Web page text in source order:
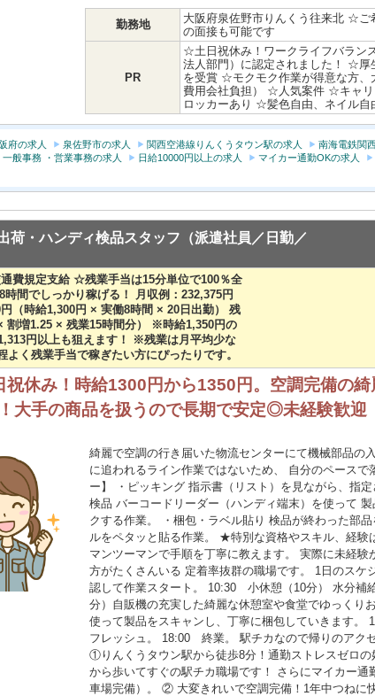
勤務地
大阪府泉佐野市りんくう往来北 ☆ご
の面接も可能です
PR
☆土日祝休み！ワークライフバラ
法人部門）に認定されました！ ☆厚
を受賞 ☆モクモク作業が得意な方
費用会社負担） ☆人気案件 ☆キャ
ロッカーあり ☆髪色自由、ネイル
府の求人 泉佐野市の求人 関西空港線りんくうタウン駅の求人 南海電鉄関
一般事務 ・営業事務の求人 日給10000円以上の求人 マイカー通勤OKの求人
荷・ハンディ検品スタッフ（派遣社員／日勤／
費規定支給 ☆残業手当は15分単位で100％全
間でしっかり稼げる！ 月収例：232,375円
（時給1,300円 × 実働8時間 × 20日出勤） 残
割増1.25 × 残業15時間分） ※時給1,350円の
円以上も狙えます！ ※残業は月平均少な
く残業手当で稼ぎたい方にぴったりです。
休み！時給1300円から1350円。空調完備の綺
大手の商品を扱うので長期で安定◎未経験歓迎
綺麗で空調の行き届いた物流センターにて機械部品の
に追われるライン作業ではないため、 自分のペース
ー】 ・ピッキング 指示書（リスト）を見ながら、指
検品 バーコードリーダー（ハンディ端末）を使って
クする作業。 ・梱包・ラベル貼り 検品が終わった部
ルをペタッと貼る作業。 ★特別な資格やスキル、経
マンツーマンで手順を丁寧に教えます。 実際に未経
方がたくさんいる 定着率抜群の職場です。 1日の
認して作業スタート。 10:30 小休憩（10分） 水分
分）自販機の充実した綺麗な休憩室や食堂でゆっく
使って製品をスキャンし、丁寧に梱包していきます
フレッシュ。 18:00 終業。 駅チカなので帰りのアク
①りんくうタウン駅から徒歩8分！通勤ストレスゼロの
から歩いてすぐの駅チカ職場です！ さらにマイカー
車場完備）。 ② 大変きれいで空調完備！1年中つねに